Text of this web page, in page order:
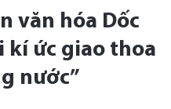
văn hóa Dốc
kí ức giao thoa
nước”